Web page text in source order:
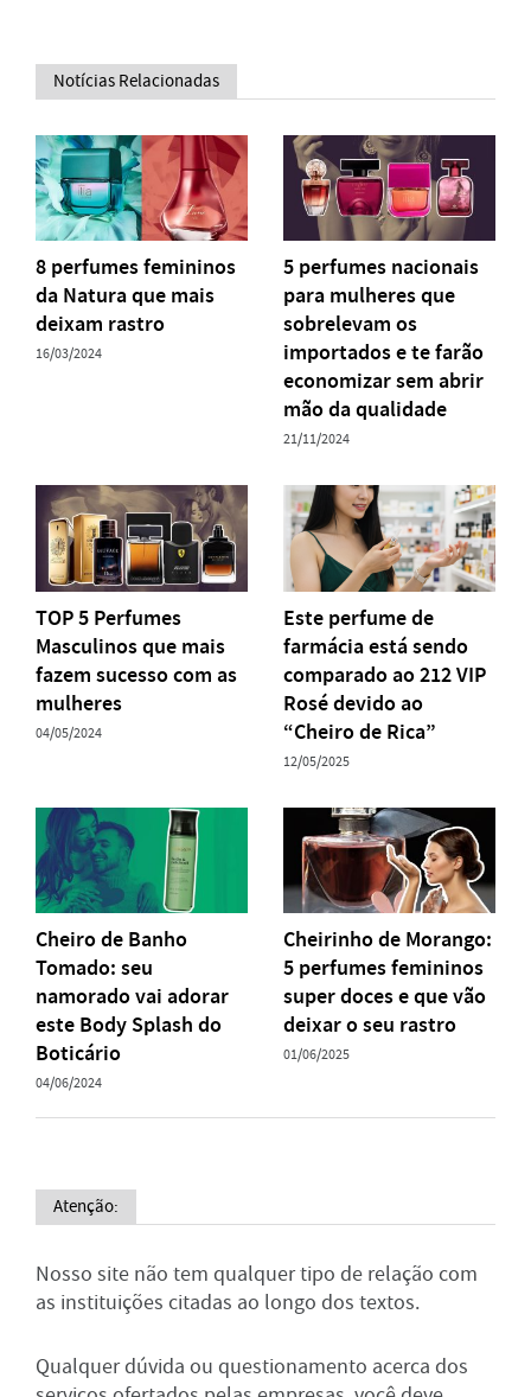
Notícias Relacionadas
8 perfumes femininos
da Natura que mais
deixam rastro
16/03/2024
5 perfumes nacionais
para mulheres que
sobrelevam os
importados e te farão
economizar sem abrir
mão da qualidade
21/11/2024
TOP 5 Perfumes
Masculinos que mais
fazem sucesso com as
mulheres
04/05/2024
Este perfume de
farmácia está sendo
comparado ao 212 VIP
Rosé devido ao
“Cheiro de Rica”
12/05/2025
Cheiro de Banho
Tomado: seu
namorado vai adorar
este Body Splash do
Boticário
04/06/2024
Cheirinho de Morango:
5 perfumes femininos
super doces e que vão
deixar o seu rastro
01/06/2025
Atenção:
Nosso site não tem qualquer tipo de relação com
as instituições citadas ao longo dos textos.
Qualquer dúvida ou questionamento acerca dos